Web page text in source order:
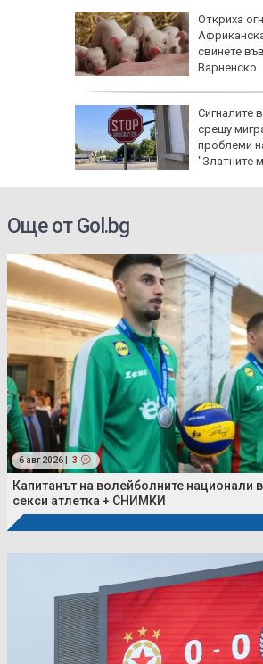
Откриха
свинете във
Варненско
Сигналите
срещу
проблеми
"Златните
Още от Gol.bg
6 авг 2026 | 3
Капитанът на волейболните национали
секси атлетка + СНИМКИ